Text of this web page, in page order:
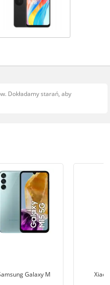
Dokładamy starań, aby
Galaxy M